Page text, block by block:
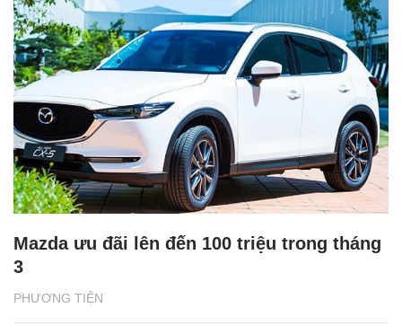
PHƯƠNG TIỆN
Mazda ưu đãi lên đến 100 triệu trong tháng
3